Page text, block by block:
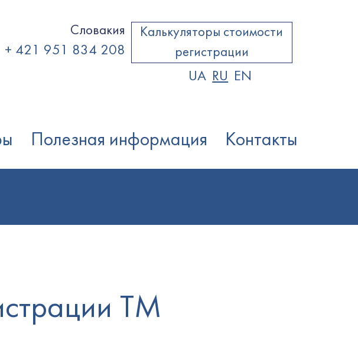
Словакия
+ 421 951 834 208
Калькуляторы стоимости
регистрации
UA RU EN
Полезная информация Контакты
ТМ